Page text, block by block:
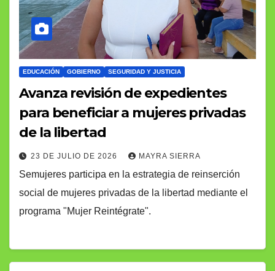
EDUCACIÓN GOBIERNO SEGURIDAD Y JUSTICIA
Avanza revisión de expedientes
para beneficiar a mujeres privadas
de la libertad
23 DE JULIO DE 2026 MAYRA SIERRA
Semujeres participa en la estrategia de reinserción
social de mujeres privadas de la libertad mediante el
programa "Mujer Reintégrate".